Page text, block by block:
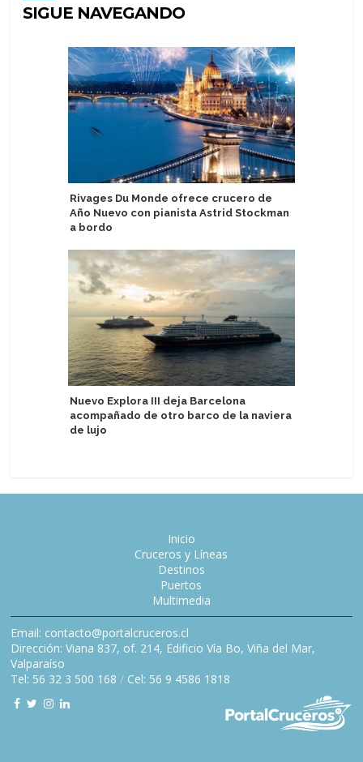
SIGUE NAVEGANDO
Rivages Du Monde ofrece crucero de
Año Nuevo con pianista Astrid Stockman
a bordo
Nuevo Explora III deja Barcelona
acompañado de otro barco de la naviera
de lujo
Inicio
Cruceros y Líneas
Destinos
Puertos
Multimedia
Email: contacto@portalcruceros.cl
Dirección: Viana 837, of. 214, Edificio Vía Bo, Viña del Mar,
Valparaíso
Tel: 56 32 3 500 168 / Cel: 56 9 4586 1818